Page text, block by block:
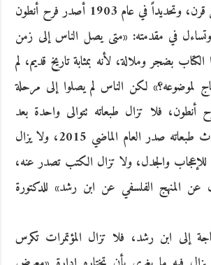
القاهرة- منذ أكثر من قرن، وتحديداً في عام 1903 أصدر فرح أنطون
في مقدمته: «متى يصل الناس إلى زمن
بضجر وملالة، لأنه بمثابة تاريخ قديم، لم
لموضوعه؟» لكن الناس لم يصلوا إلى مرحلة
فلا تزال طبعاته تتوالى واحدة بعد
أخرى، حتى أن أحدث طبعاته صدر العام الماضي 2015، ولا يزال
للإعجاب والجدل، ولا تزال الكتب تصدر عنه،
عن المنهج الفلسفي عن ابن رشد» للدكتورة
إلى ابن رشد، فلا تزال المؤتمرات تكرس